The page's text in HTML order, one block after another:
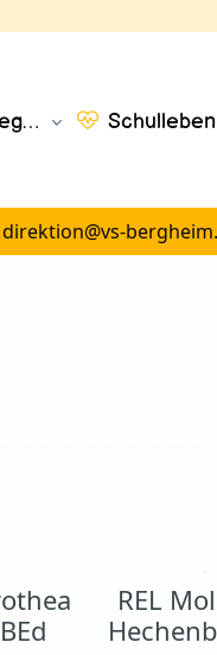
Schulleben
direktion@vs-
REL